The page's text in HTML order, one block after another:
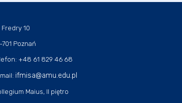
Fredry 10
701 Poznań
+48 61 829 46 68
ifmisa@amu.edu.pl
Maius, II piętro